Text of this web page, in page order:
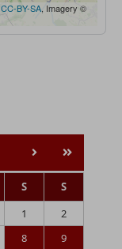
CC-BY-SA , Imagery ©
S
S
1
2
8
9